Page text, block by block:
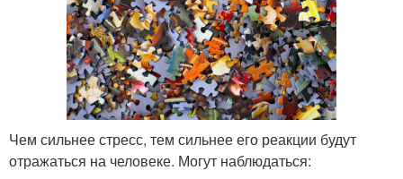
Чем сильнее стресс, тем сильнее его реакции будут
отражаться на человеке. Могут наблюдаться: